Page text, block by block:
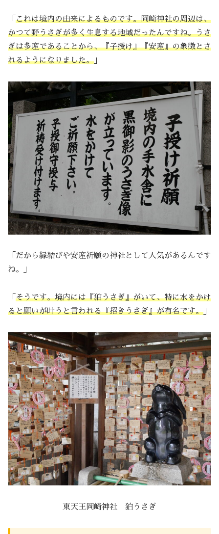
「 これは境内の由来によるものです。岡崎神社の周辺は、
かつて野うさぎが多く生息する地域だったんですね。うさ
ぎは多産であることから、『子授け』『安産』の象徴とさ
れるようになりました。 」
「だから縁結びや安産祈願の神社として人気があるんです
ね。」
「 そうです。境内には『狛うさぎ』がいて、特に水をかけ
ると願いが叶うと言われる『招きうさぎ』が有名です。 」
東天王岡崎神社 狛うさぎ